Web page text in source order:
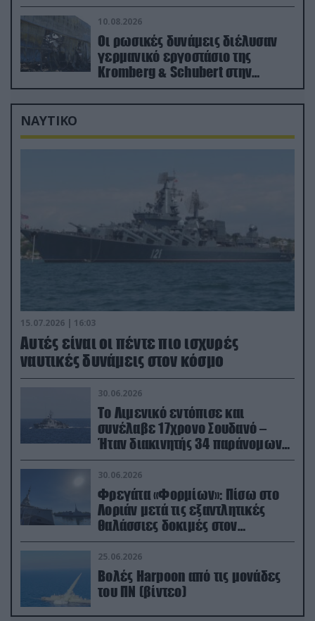
10.08.2026
Οι ρωσικές δυνάμεις διέλυσαν
γερμανικό εργοστάσιο της
Kromberg & Schubert στην
Ουκρανία (βίντεο)
ΝΑΥΤΙΚΟ
15.07.2026 | 16:03
Aυτές είναι οι πέντε πιο ισχυρές
ναυτικές δυνάμεις στον κόσμο
30.06.2026
Το Λιμενικό εντόπισε και
συνέλαβε 17χρονο Σουδανό –
Ήταν διακινητής 34 παράνομων
μεταναστών
30.06.2026
Φρεγάτα «Φορμίων»: Πίσω στο
Λοριάν μετά τις εξαντλητικές
θαλάσσιες δοκιμές στον
απαιτητικό Βισκαϊκό
25.06.2026
Βολές Harpoon από τις μονάδες
του ΠΝ (βίντεο)